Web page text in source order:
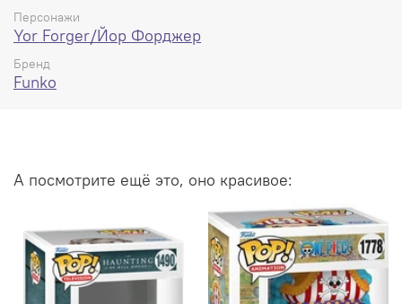
Персонажи
Yor Forger/Йор Форджер
Бренд
Funko
А посмотрите ещё это, оно красивое: